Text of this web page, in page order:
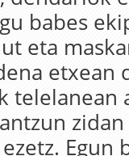
babes
eta
etxean
telelanean
Egun